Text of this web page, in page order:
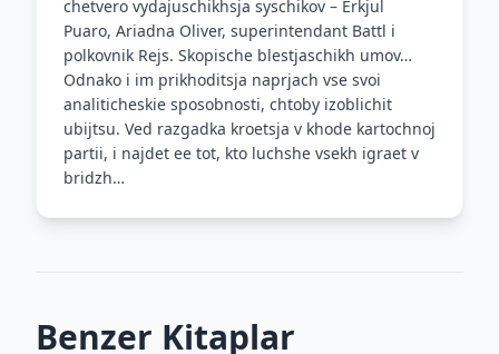
chetvero vydajuschikhsja syschikov – Erkjul
Puaro, Ariadna Oliver, superintendant Battl i
polkovnik Rejs. Skopische blestjaschikh umov…
Odnako i im prikhoditsja naprjach vse svoi
analiticheskie sposobnosti, chtoby izoblichit
ubijtsu. Ved razgadka kroetsja v khode kartochnoj
partii, i najdet ee tot, kto luchshe vsekh igraet v
bridzh…
Benzer Kitaplar